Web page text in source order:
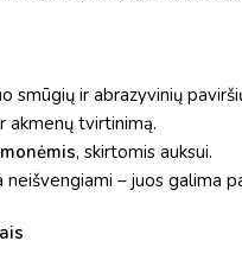
smūgių ir abrazyvinių
akmenų tvirtinimą.
, skirtomis auksui.
neišvengiami – juos galima